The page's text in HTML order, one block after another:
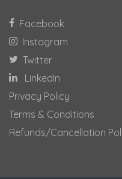
Facebook
Instagram
Twitter
LinkedIn
Privacy Policy
Terms & Conditions
Refunds/Cancellation